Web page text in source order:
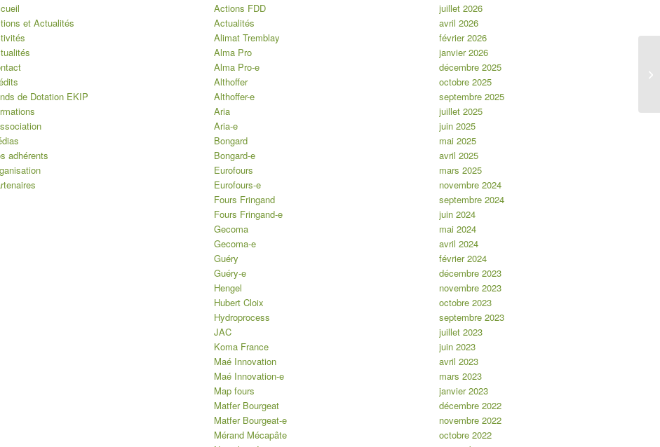
et Actualités
de Dotation EKIP
adhérents
Actions FDD
Actualités
Alimat Tremblay
Alma Pro
Alma Pro-e
Althoffer
Althoffer-e
Aria
Aria-e
Bongard
Bongard-e
Eurofours
Eurofours-e
Fours Fringand
Fours Fringand-e
Gecoma
Gecoma-e
Guéry
Guéry-e
Hengel
Hubert Cloix
Hydroprocess
JAC
Koma France
Maé Innovation
Maé Innovation-e
Map fours
Matfer Bourgeat
Matfer Bourgeat-e
Mérand Mécapâte
juillet 2026
avril 2026
février 2026
janvier 2026
décembre 2025
octobre 2025
septembre 2025
juillet 2025
juin 2025
mai 2025
avril 2025
mars 2025
novembre 2024
septembre 2024
juin 2024
mai 2024
avril 2024
février 2024
décembre 2023
novembre 2023
octobre 2023
septembre 2023
juillet 2023
juin 2023
avril 2023
mars 2023
janvier 2023
décembre 2022
novembre 2022
octobre 2022